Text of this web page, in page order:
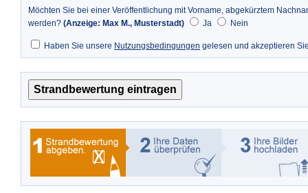
Möchten Sie bei einer Veröffentlichung mit Vorname, abgekürztem
werden? (Anzeige: Max M., Musterstadt) Ja Nein
Haben Sie unsere Nutzungsbedingungen gelesen und akzeptieren